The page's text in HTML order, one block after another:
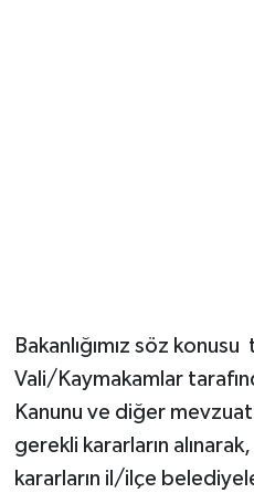
Bakanlığımız söz
Vali/Kaymakamlar
Kanunu ve diğer
gerekli kararların
kararların il/ilçe